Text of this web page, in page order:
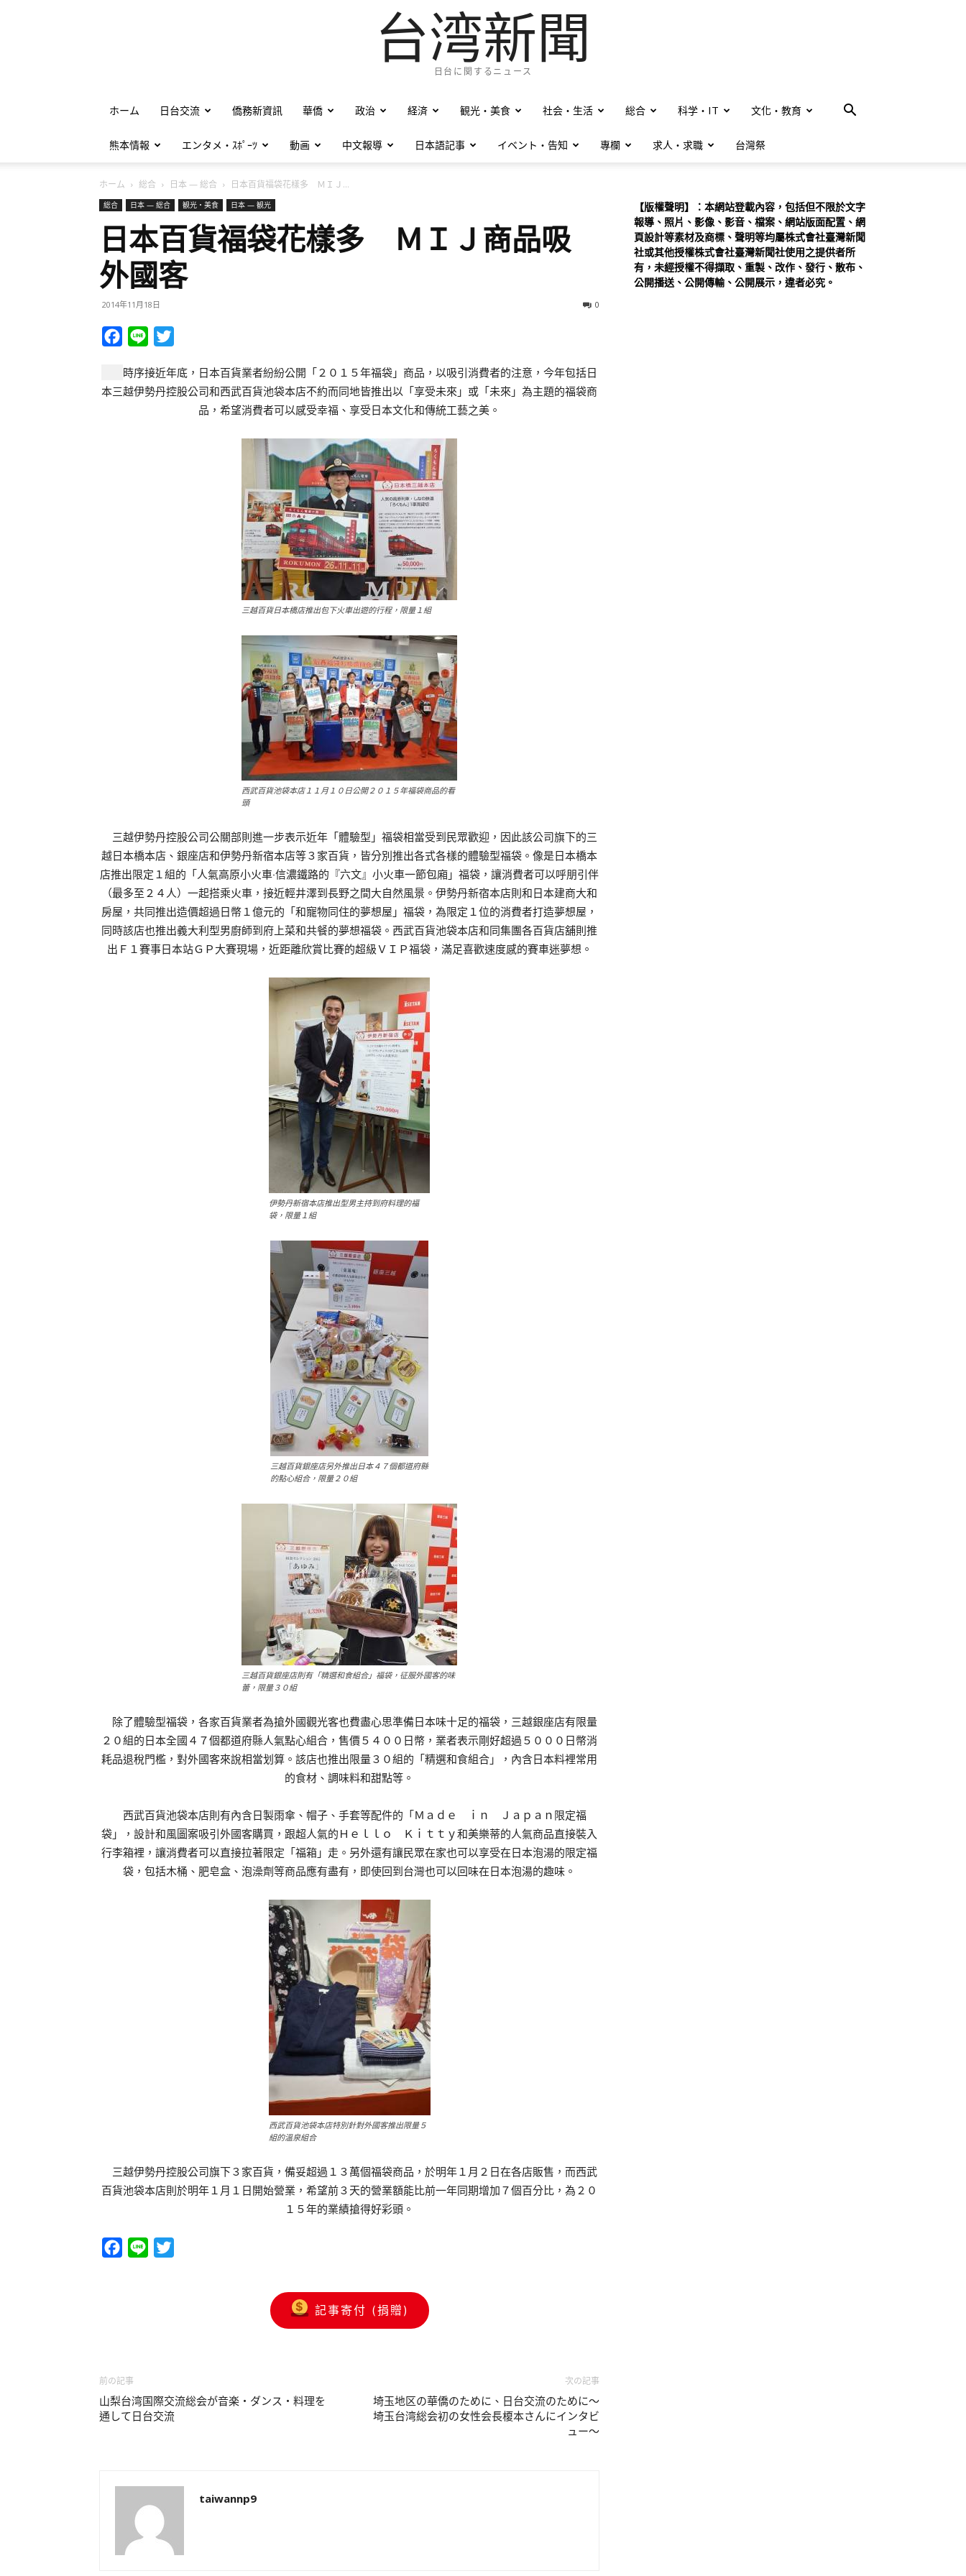
台湾新聞
日台に関するニュース
ホーム 日台交流 僑務新資訊 華僑 政治 経済 観光・美食 社会・生活 総合 科学・IT 文化・教育
熊本情報 エンタメ・ｽﾎﾟｰﾂ 動画 中文報導 日本語記事 イベント・告知 專欄 求人・求職 台灣祭
ホーム 総合 日本 — 総合 日本百貨福袋花樣多 ＭＩＪ...
総合 日本 — 総合 観光・美食 日本 — 観光
日本百貨福袋花樣多 ＭＩＪ商品吸
外國客
2014年11月18日 0
Facebook
Line
時序接近年底，日本百貨業者紛紛公開「２０１５年福袋」商品，以吸引消費者的注意，今年包括日
本三越伊勢丹控股公司和西武百貨池袋本店不約而同地皆推出以「享受未來」或「未來」為主題的福袋商
品，希望消費者可以感受幸福、享受日本文化和傳統工藝之美。
三越百貨日本橋店推出包下火車出遊的行程，限量１組
西武百貨池袋本店１１月１０日公開２０１５年福袋商品的看
頭
三越伊勢丹控股公司公關部則進一步表示近年「體驗型」福袋相當受到民眾歡迎，因此該公司旗下的三
越日本橋本店、銀座店和伊勢丹新宿本店等３家百貨，皆分別推出各式各樣的體驗型福袋。像是日本橋本
店推出限定１組的「人氣高原小火車‧信濃鐵路的『六文』小火車一節包廂」福袋，讓消費者可以呼朋引伴
（最多至２４人）一起搭乘火車，接近輕井澤到長野之間大自然風景。伊勢丹新宿本店則和日本建商大和
房屋，共同推出造價超過日幣１億元的「和寵物同住的夢想屋」福袋，為限定１位的消費者打造夢想屋，
同時該店也推出義大利型男廚師到府上菜和共餐的夢想福袋。西武百貨池袋本店和同集團各百貨店舖則推
出Ｆ１賽事日本站ＧＰ大賽現場，近距離欣賞比賽的超級ＶＩＰ福袋，滿足喜歡速度感的賽車迷夢想。
伊勢丹新宿本店推出型男主持到府料理的福
袋，限量１組
三越百貨銀座店另外推出日本４７個都道府縣
的點心組合，限量２０組
三越百貨銀座店則有「精選和食組合」福袋，征服外國客的味
蕾，限量３０組
除了體驗型福袋，各家百貨業者為搶外國觀光客也費盡心思準備日本味十足的福袋，三越銀座店有限量
２０組的日本全國４７個都道府縣人氣點心組合，售價５４００日幣，業者表示剛好超過５０００日幣消
耗品退稅門檻，對外國客來說相當划算。該店也推出限量３０組的「精選和食組合」，內含日本料裡常用
的食材、調味料和甜點等。
西武百貨池袋本店則有內含日製雨傘、帽子、手套等配件的「Ｍａｄｅ ｉｎ Ｊａｐａｎ限定福
袋」，設計和風圖案吸引外國客購買，跟超人氣的Ｈｅｌｌｏ Ｋｉｔｔｙ和美樂蒂的人氣商品直接裝入
行李箱裡，讓消費者可以直接拉著限定「福箱」走。另外還有讓民眾在家也可以享受在日本泡湯的限定福
袋，包括木桶、肥皂盒、泡澡劑等商品應有盡有，即使回到台灣也可以回味在日本泡湯的趣味。
西武百貨池袋本店特別針對外國客推出限量５
組的溫泉組合
三越伊勢丹控股公司旗下３家百貨，備妥超過１３萬個福袋商品，於明年１月２日在各店販售，而西武
百貨池袋本店則於明年１月１日開始營業，希望前３天的營業額能比前一年同期增加７個百分比，為２０
１５年的業績搶得好彩頭。
Facebook
Line
記事寄付 (捐贈)
前の記事
山梨台湾国際交流総会が音楽・ダンス・料理を
通して日台交流
次の記事
埼玉地区の華僑のために、日台交流のために～
埼玉台湾総会初の女性会長榎本さんにインタビ
ュー～
taiwannp9
【版權聲明】：本網站登載內容，包括但不限於文字
報導、照片、影像、影音、檔案、網站版面配置、網
頁設計等素材及商標、聲明等均屬株式會社臺灣新聞
社或其他授權株式會社臺灣新聞社使用之提供者所
有，未經授權不得擷取、重製、改作、發行、散布、
公開播送、公開傳輸、公開展示，違者必究。